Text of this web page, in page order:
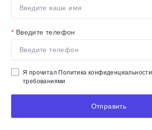
* Введите телефон
Я прочитал Политика конфиденциальности
требованиями
Отправить